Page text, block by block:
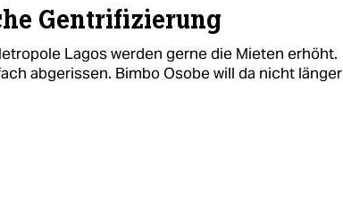
Gentrifizierung
Lagos werden gerne die Mieten erhöht.
abgerissen. Bimbo Osobe will da nicht länger